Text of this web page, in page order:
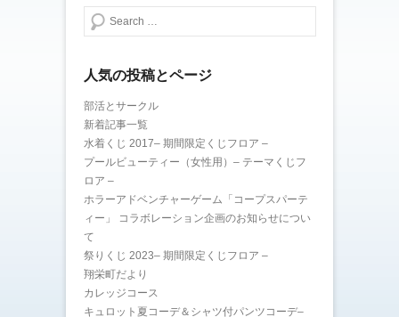
検索する
人気の投稿とページ
部活とサークル
新着記事一覧
水着くじ 2017– 期間限定くじフロア –
プールビューティー（女性用）– テーマくじフ
ロア –
ホラーアドベンチャーゲーム「コープスパーテ
ィー」 コラボレーション企画のお知らせについ
て
祭りくじ 2023– 期間限定くじフロア –
翔栄町だより
カレッジコース
キュロット夏コーデ＆シャツ付パンツコーデ–